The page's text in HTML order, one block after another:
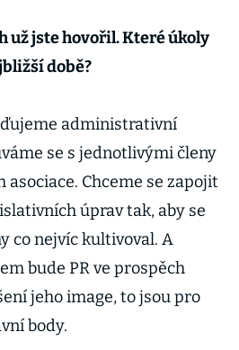
už jste hovořil. Které úkoly
době?
administrativní
se s jednotlivými členy
Chceme se zapojit
úprav tak, aby se
co nejvíc kultivoval. A
bude PR ve prospěch
jeho image, to jsou pro
body.